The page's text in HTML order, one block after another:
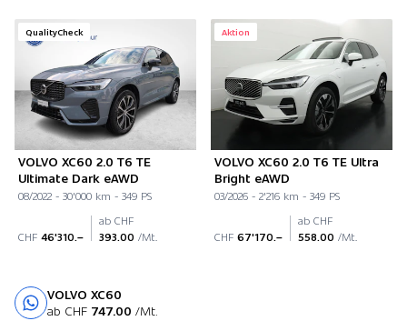
QualityCheck
VOLVO XC60 2.0 T6 TE
Ultimate Dark eAWD
08/2022 - 30'000 km - 349 PS
CHF 46'310.–
ab CHF
393.00 /Mt.
Aktion
VOLVO XC60 2.0 T6 TE Ultra
Bright eAWD
03/2026 - 2'216 km - 349 PS
CHF 67'170.–
ab CHF
558.00 /Mt.
VOLVO XC60
ab CHF 747.00 /Mt.